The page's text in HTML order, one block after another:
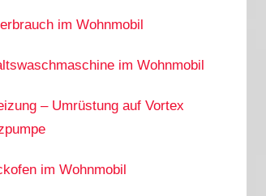
im Wohnmobil
im Wohnmobil
– Umrüstung auf Vortex
im Wohnmobil